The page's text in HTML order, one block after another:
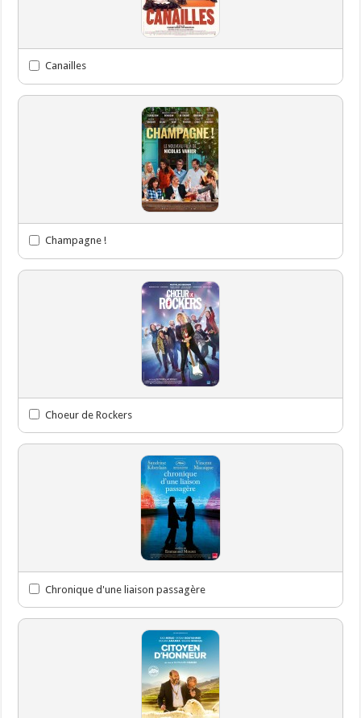
Canailles
Champagne !
Choeur de Rockers
Chronique d'une liaison passagère